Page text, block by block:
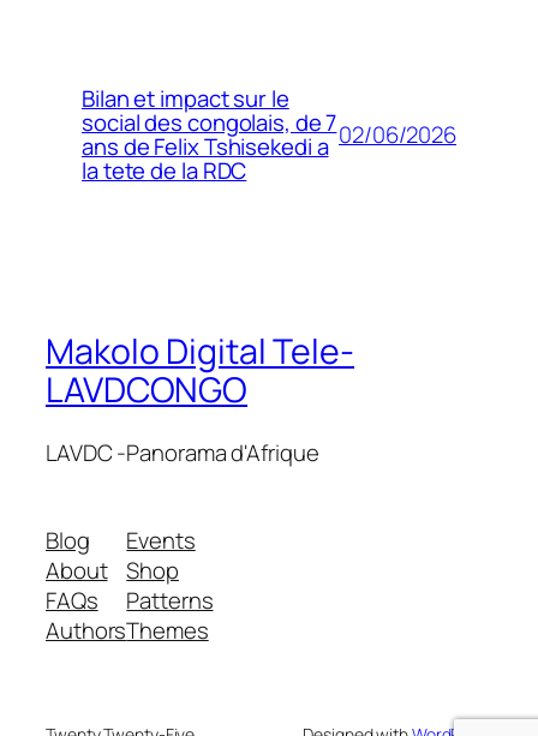
Bilan et impact sur le
social des congolais, de 7
ans de Felix Tshisekedi a
la tete de la RDC
02/06/2026
Makolo Digital Tele-
LAVDCONGO
LAVDC -Panorama d'Afrique
Blog
About
FAQs
Authors
Events
Shop
Patterns
Themes